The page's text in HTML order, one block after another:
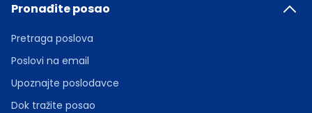
Pronađite posao
Pretraga poslova
Poslovi na email
Upoznajte poslodavce
Dok tražite posao